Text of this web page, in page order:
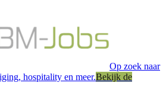
Op zoek naar
hospitality en meer.Bekijk de